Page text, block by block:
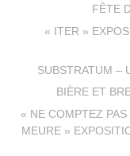
FÊTE
« ITER »
SUBSTRATUM –
BIÈRE ET
« NE COMPTEZ
MEURE »